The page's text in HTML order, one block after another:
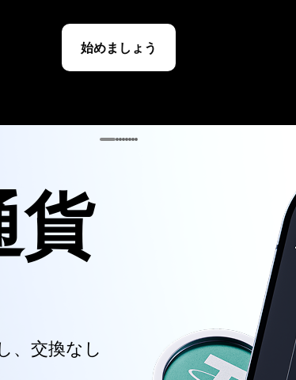
始めましょう
貨
、交換なし